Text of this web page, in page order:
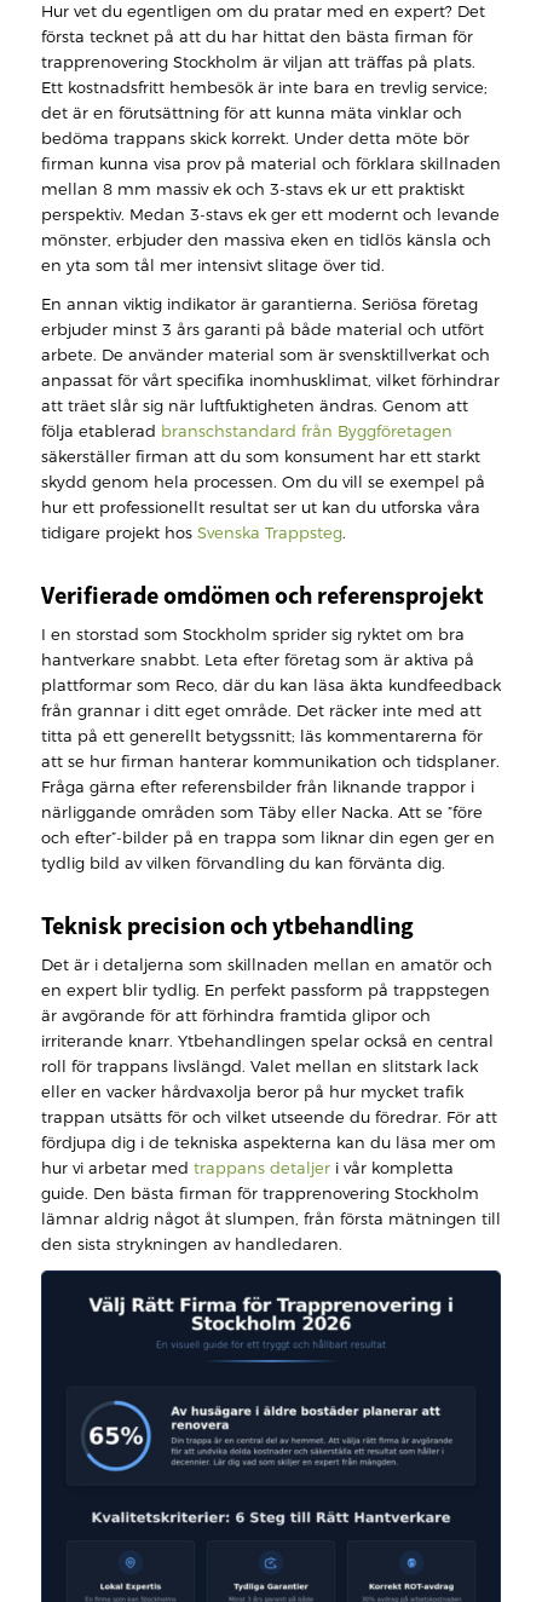
Hur vet du egentligen om du pratar med en expert? Det
första tecknet på att du har hittat den bästa firman för
trapprenovering Stockholm är viljan att träffas på plats.
Ett kostnadsfritt hembesök är inte bara en trevlig service;
det är en förutsättning för att kunna mäta vinklar och
bedöma trappans skick korrekt. Under detta möte bör
firman kunna visa prov på material och förklara skillnaden
mellan 8 mm massiv ek och 3-stavs ek ur ett praktiskt
perspektiv. Medan 3-stavs ek ger ett modernt och levande
mönster, erbjuder den massiva eken en tidlös känsla och
en yta som tål mer intensivt slitage över tid.
En annan viktig indikator är garantierna. Seriösa företag
erbjuder minst 3 års garanti på både material och utfört
arbete. De använder material som är svensktillverkat och
anpassat för vårt specifika inomhusklimat, vilket förhindrar
att träet slår sig när luftfuktigheten ändras. Genom att
följa etablerad branschstandard från Byggföretagen
säkerställer firman att du som konsument har ett starkt
skydd genom hela processen. Om du vill se exempel på
hur ett professionellt resultat ser ut kan du utforska våra
tidigare projekt hos Svenska Trappsteg.
Verifierade omdömen och referensprojekt
I en storstad som Stockholm sprider sig ryktet om bra
hantverkare snabbt. Leta efter företag som är aktiva på
plattformar som Reco, där du kan läsa äkta kundfeedback
från grannar i ditt eget område. Det räcker inte med att
titta på ett generellt betygssnitt; läs kommentarerna för
att se hur firman hanterar kommunikation och tidsplaner.
Fråga gärna efter referensbilder från liknande trappor i
närliggande områden som Täby eller Nacka. Att se ”före
och efter”-bilder på en trappa som liknar din egen ger en
tydlig bild av vilken förvandling du kan förvänta dig.
Teknisk precision och ytbehandling
Det är i detaljerna som skillnaden mellan en amatör och
en expert blir tydlig. En perfekt passform på trappstegen
är avgörande för att förhindra framtida glipor och
irriterande knarr. Ytbehandlingen spelar också en central
roll för trappans livslängd. Valet mellan en slitstark lack
eller en vacker hårdvaxolja beror på hur mycket trafik
trappan utsätts för och vilket utseende du föredrar. För att
fördjupa dig i de tekniska aspekterna kan du läsa mer om
hur vi arbetar med trappans detaljeri vår kompletta
guide. Den bästa firman för trapprenovering Stockholm
lämnar aldrig något åt slumpen, från första mätningen till
den sista strykningen av handledaren.